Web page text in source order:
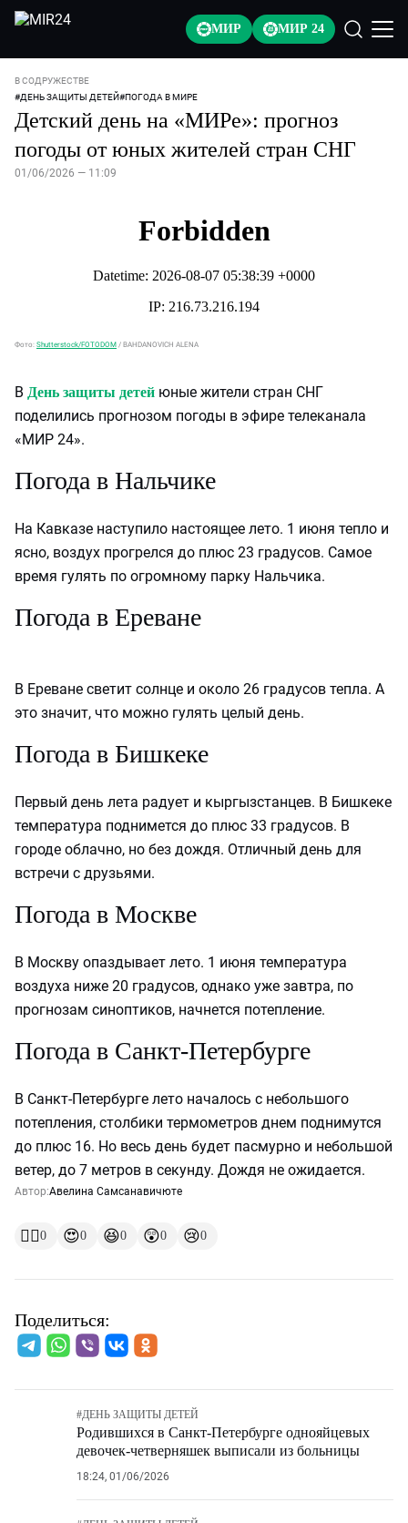
МИР МИР 24
В СОДРУЖЕСТВЕ
#ДЕНЬ ЗАЩИТЫ ДЕТЕЙ#ПОГОДА В МИРЕ
Детский день на «МИРе»: прогноз
погоды от юных жителей стран СНГ
01/06/2026 — 11:09
Фото: Shutterstock/FOTODOM / BAHDANOVICH ALENA
В День защиты детей юные жители стран СНГ
поделились прогнозом погоды в эфире телеканала
«МИР 24».
Погода в Нальчике
На Кавказе наступило настоящее лето. 1 июня тепло и
ясно, воздух прогрелся до плюс 23 градусов. Самое
время гулять по огромному парку Нальчика.
Погода в Ереване
В Ереване светит солнце и около 26 градусов тепла. А
это значит, что можно гулять целый день.
Погода в Бишкеке
Первый день лета радует и кыргызстанцев. В Бишкеке
температура поднимется до плюс 33 градусов. В
городе облачно, но без дождя. Отличный день для
встречи с друзьями.
Погода в Москве
В Москву опаздывает лето. 1 июня температура
воздуха ниже 20 градусов, однако уже завтра, по
прогнозам синоптиков, начнется потепление.
Погода в Санкт-Петербурге
В Санкт-Петербурге лето началось с небольшого
потепления, столбики термометров днем поднимутся
до плюс 16. Но весь день будет пасмурно и небольшой
ветер, до 7 метров в секунду. Дождя не ожидается.
Автор:Авелина Самсанавичюте
👍🏻0 😍0 😆0 😲0 😢0
Поделиться:
#ДЕНЬ ЗАЩИТЫ ДЕТЕЙ
Родившихся в Санкт-Петербурге однояйцевых
девочек-четверняшек выписали из больницы
18:24, 01/06/2026